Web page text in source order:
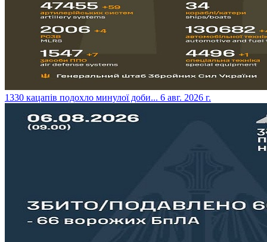
​1330 кацапів подохло минулої доби... 6 авг. 2026 г.